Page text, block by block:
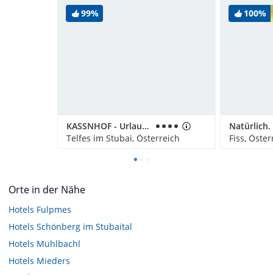
99%
KASSNHOF - Urlaub in den Bergen
Telfes im Stubai, Österreich
100%
Fiss,
Orte in der Nähe
Hotels Fulpmes
Hotels Schönberg im Stubaital
Hotels Mühlbachl
Hotels Mieders